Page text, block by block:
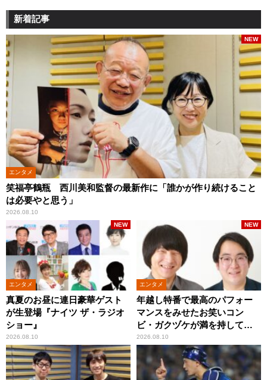
新着記事
エンタメ
笑福亭鶴瓶 西川美和監督の最新作に「誰かが作り続けること
は必要やと思う」
2026.08.10
NEW
エンタメ
真夏のお昼に連日豪華ゲスト
が生登場『ナイツ ザ・ラジオ
ショー』
2026.08.10
NEW
エンタメ
年越し特番で最高のパフォー
マンスをみせたお笑いコン
ビ・ガクヅケが満を持して
『オールナイトニッポン
0(ZERO)』に登場！
2026.08.10
NEW